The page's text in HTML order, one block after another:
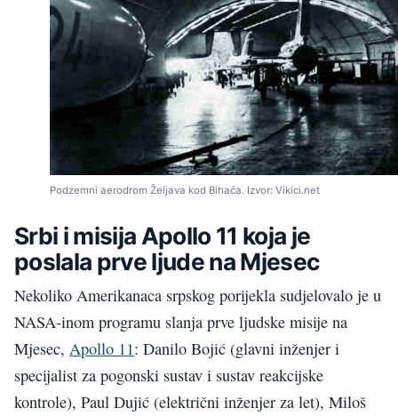
Podzemni aerodrom Željava kod Bihaća. Izvor: Vikici.net
Srbi i misija Apollo 11 koja je
poslala prve ljude na Mjesec
Nekoliko Amerikanaca srpskog porijekla sudjelovalo je u
NASA-inom programu slanja prve ljudske misije na
Mjesec, Apollo 11: Danilo Bojić (glavni inženjer i
specijalist za pogonski sustav i sustav reakcijske
kontrole), Paul Dujić (električni inženjer za let), Miloš